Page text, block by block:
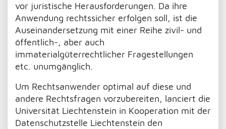
vor juristische Herausforderungen. Da ihre
Anwendung rechtssicher erfolgen soll, ist die
Auseinandersetzung mit einer Reihe zivil- und
öffentlich-, aber auch
immaterialgüterrechtlicher Fragestellungen
etc. unumgänglich.
Um Rechtsanwender optimal auf diese und
andere Rechtsfragen vorzubereiten, lanciert die
Universität Liechtenstein in Kooperation mit der
Datenschutzstelle Liechtenstein den